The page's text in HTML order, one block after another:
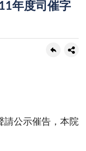
年度司催字
請公示催告，本院